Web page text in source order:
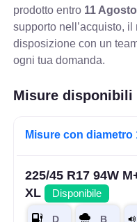
prodotto entro 11 Agosto
supporto nell’acquisto,
disposizione con un
ogni tua domanda.
Misure disponibili
Misure con diametro
225/45 R17 94W
XL
Disponibile